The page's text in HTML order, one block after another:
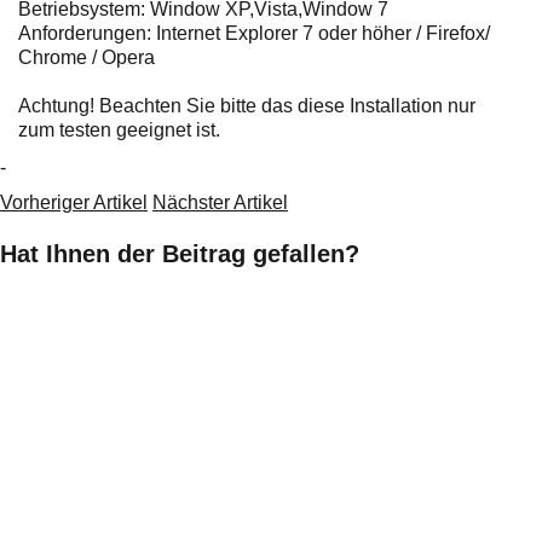
Betriebsystem: Window XP,Vista,Window 7
Anforderungen: Internet Explorer 7 oder höher / Firefox/
Chrome / Opera
Achtung! Beachten Sie bitte das diese Installation nur
zum testen geeignet ist.
-
Vorheriger Artikel Nächster Artikel
Hat Ihnen der Beitrag gefallen?